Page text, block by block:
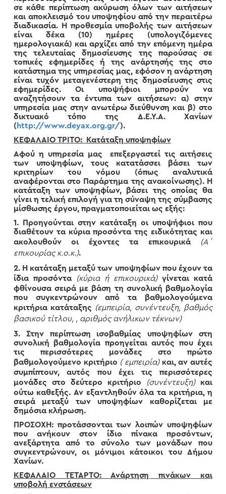
σε κάθε περίπτωση ακύρωση όλων των αιτήσεων
και αποκλεισμό του υποψηφίου από την περαιτέρω
διαδικασία. Η προθεσμία υποβολής των αιτήσεων
είναι δέκα (10) ημέρες (υπολογιζόμενες
ημερολογιακά) και αρχίζει από την επόμενη ημέρα
της τελευταίας δημοσίευσης της παρούσας σε
τοπικές εφημερίδες ή της ανάρτησής της στο
κατάστημα της υπηρεσίας μας, εφόσον η ανάρτηση
είναι τυχόν μεταγενέστερη της δημοσίευσης στις
εφημερίδες. Οι υποψήφιοι μπορούν να
αναζητήσουν τα έντυπα των αιτήσεων: α) στην
υπηρεσία μας στην ανωτέρω διεύθυνση και β) στο
δικτυακό τόπο της Δ.Ε.Υ.Α. Χανίων
(http://www.deyax.org.gr/).
ΚΕΦΑΛΑΙΟ ΤΡΙΤΟ: Κατάταξη υποψηφίων
Αφού η υπηρεσία μας επεξεργαστεί τις αιτήσεις
των υποψηφίων, τους κατατάσσει βάσει των
κριτηρίων του νόμου (όπως αναλυτικά
αναφέρονται στο Παράρτημα της ανακοίνωσης). Η
κατάταξη των υποψηφίων, βάσει της οποίας θα
γίνει η τελική επιλογή για τη σύναψη της σύμβασης
μίσθωσης έργου, πραγματοποιείται ως εξής:
1. Προηγούνται στην κατάταξη οι υποψήφιοι που
διαθέτουν τα κύρια προσόντα της ειδικότητας και
ακολουθούν οι έχοντες τα επικουρικά
(Α΄
επικουρίας κ.ο.κ.).
2. Η κατάταξη μεταξύ των υποψηφίων που έχουν τα
ίδια προσόντα
(κύρια ή επικουρικά)γίνεται κατά
φθίνουσα σειρά με βάση τη συνολική βαθμολογία
που συγκεντρώνουν από τα βαθμολογούμενα
κριτήρια κατάταξης (εμπειρία, συνέντευξη, βαθμός
βασικού τίτλου, , αριθμός ανήλικων τέκνων)
3. Στην περίπτωση ισοβαθμίας υποψηφίων στη
συνολική βαθμολογία προηγείται αυτός που έχει
τις περισσότερες μονάδες στο πρώτο
βαθμολογούμενο κριτήριο ( εμπειρία)και, αν αυτές
συμπίπτουν, αυτός που έχει τις περισσότερες
μονάδες στο δεύτερο κριτήριο
(συνέντευξη)και
ούτω καθεξής. Αν εξαντληθούν όλα τα κριτήρια, η
σειρά μεταξύ των υποψηφίων καθορίζεται με
δημόσια κλήρωση.
ΠΡΟΣΟΧΗ: προτάσσονται των λοιπών υποψηφίων
που ανήκουν στον ίδιο πίνακα προσόντων,
ανεξάρτητα από το σύνολο των μονάδων που
συγκεντρώνουν, οι μόνιμοι κάτοικοι του Δήμου
Χανίων.
ΚΕΦΑΛΑΙΟ ΤΕΤΑΡΤΟ: Ανάρτηση πινάκων και
υποβολή ενστάσεων